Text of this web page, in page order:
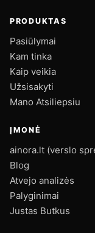
PRODUKTAS
Pasiūlymai
Kam tinka
Kaip veikia
Užsisakyti
Mano Atsiliepsiu
ĮMONĖ
ainora.lt (verslo
Blog
Atvejo analizės
Palyginimai
Justas Butkus